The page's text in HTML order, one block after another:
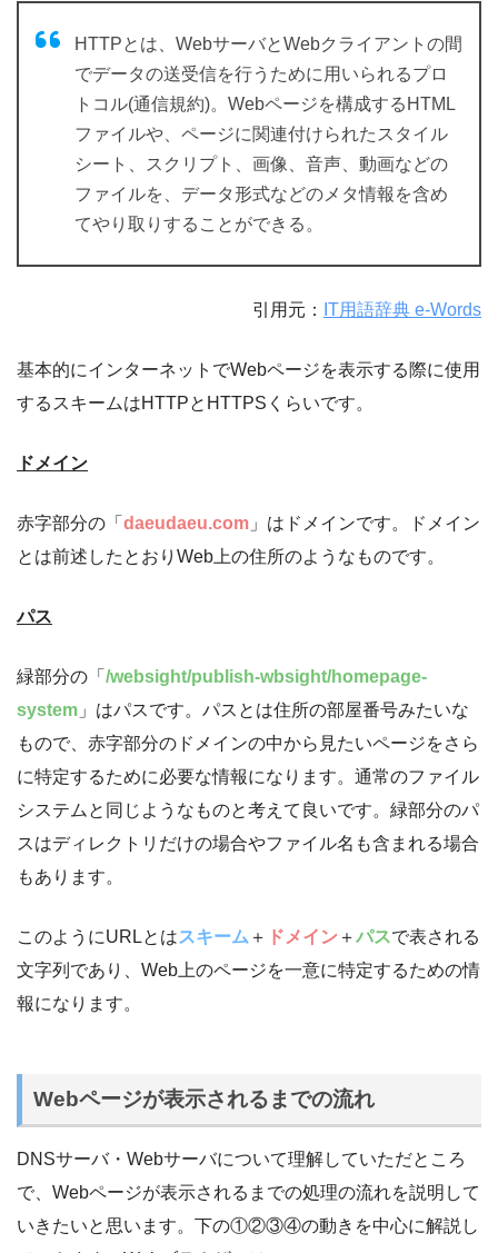
HTTPとは、WebサーバとWebクライアントの間
でデータの送受信を行うために用いられるプロ
トコル(通信規約)。Webページを構成するHTML
ファイルや、ページに関連付けられたスタイル
シート、スクリプト、画像、音声、動画などの
ファイルを、データ形式などのメタ情報を含め
てやり取りすることができる。
引用元： IT用語辞典 e-Words
基本的にインターネットでWebページを表示する際に使用
するスキームはHTTPとHTTPSくらいです。
ドメイン
赤字部分の「 daeudaeu.com 」はドメインです。ドメイン
とは前述したとおりWeb上の住所のようなものです。
パス
緑部分の「 /websight/publish-wbsight/homepage-
system 」はパスです。パスとは住所の部屋番号みたいな
もので、赤字部分のドメインの中から見たいページをさら
に特定するために必要な情報になります。通常のファイル
システムと同じようなものと考えて良いです。緑部分のパ
スはディレクトリだけの場合やファイル名も含まれる場合
もあります。
このようにURLとはスキーム ＋ ドメイン ＋パスで表される
文字列であり、Web上のページを一意に特定するための情
報になります。
Webページが表示されるまでの流れ
DNSサーバ・Webサーバについて理解していただところ
で、Webページが表示されるまでの処理の流れを説明して
いきたいと思います。下の①②③④の動きを中心に解説し